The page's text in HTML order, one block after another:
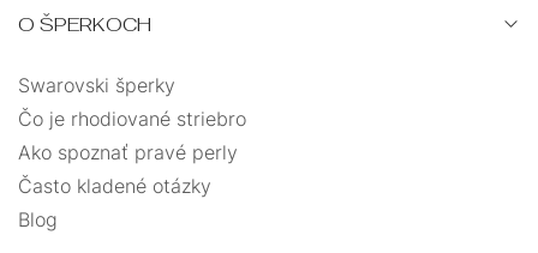
O ŠPERKOCH
Swarovski šperky
Čo je rhodiované striebro
Ako spoznať pravé perly
Často kladené otázky
Blog